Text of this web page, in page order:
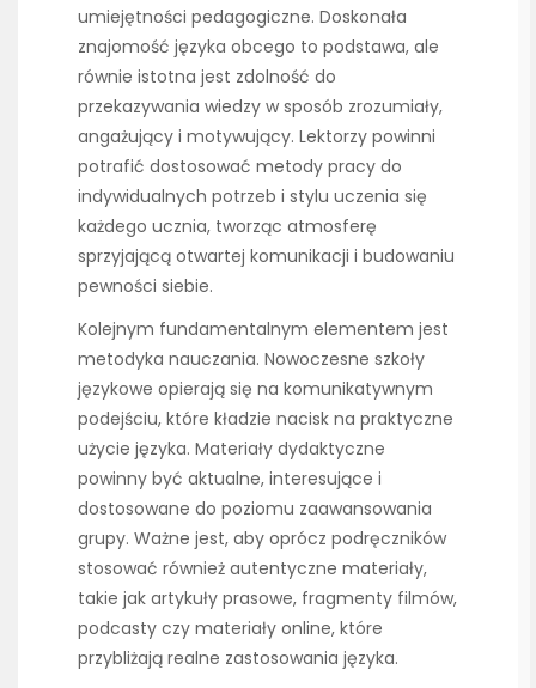
umiejętności pedagogiczne. Doskonała
znajomość języka obcego to podstawa, ale
równie istotna jest zdolność do
przekazywania wiedzy w sposób zrozumiały,
angażujący i motywujący. Lektorzy powinni
potrafić dostosować metody pracy do
indywidualnych potrzeb i stylu uczenia się
każdego ucznia, tworząc atmosferę
sprzyjającą otwartej komunikacji i budowaniu
pewności siebie.
Kolejnym fundamentalnym elementem jest
metodyka nauczania. Nowoczesne szkoły
językowe opierają się na komunikatywnym
podejściu, które kładzie nacisk na praktyczne
użycie języka. Materiały dydaktyczne
powinny być aktualne, interesujące i
dostosowane do poziomu zaawansowania
grupy. Ważne jest, aby oprócz podręczników
stosować również autentyczne materiały,
takie jak artykuły prasowe, fragmenty filmów,
podcasty czy materiały online, które
przybliżają realne zastosowania języka.